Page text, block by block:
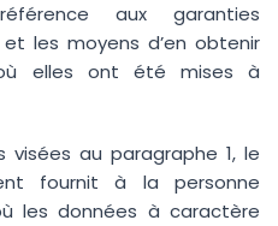
aux garanties
les moyens d’en obtenir
elles ont été mises à
visées au paragraphe 1, le
fournit à la personne
les données à caractère